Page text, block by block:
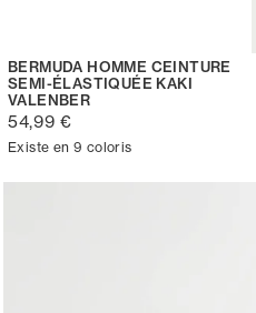
BERMUDA HOMME CEINTURE
SEMI-ÉLASTIQUÉE KAKI
VALENBER
54,99 €
Existe en 9 coloris